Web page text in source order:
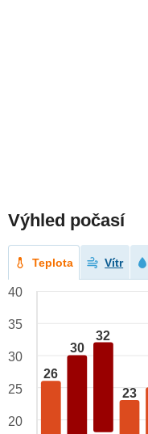
Výhled počasí
Teplota Vítr
26
30
32
23
40
35
30
25
20